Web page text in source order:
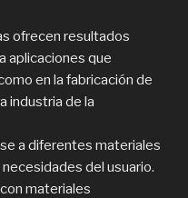
ofrecen resultados
aplicaciones que
en la fabricación de
industria de la
a diferentes materiales
del usuario.
materiales